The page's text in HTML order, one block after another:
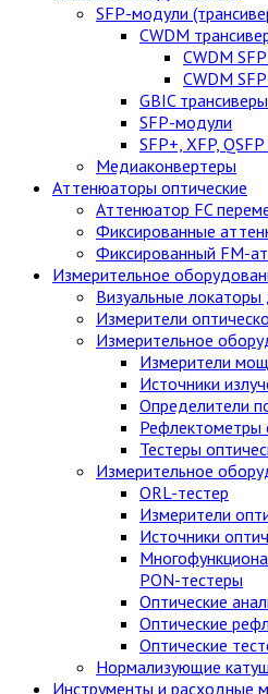
SFP-модули
CWDM
CWDM
CWDM
GBIC трансиверы
SFP-модули
SFP+, XFP,
Медиаконвертеры
Аттенюаторы оптические
Аттенюатор FC
Фиксированные
Фиксированный FM-
Измерительное
Визуальные
Измерители
Измерительное
Измерители
Источники
Определители
Рефлектометры
Тестеры
Измерительное
ORL-тестер
Измерители
Источники
PON-тестеры
Оптические
Оптические
Оптические
Нормализующие
Инструменты и расходные